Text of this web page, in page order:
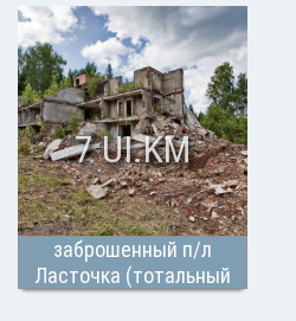
заброшенный п/л
Ласточка (тотальный
7 UI.KM